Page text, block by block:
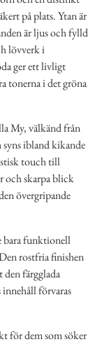
på plats. Ytan är
är ljus och fylld
lövverk i
ger ett livligt
tonerna i det gröna
My, välkänd från
ibland kikande
touch till
och skarpa blick
övergripande
bara funktionell
rostfria finishen
färgglada
förvaras
för dem som söker